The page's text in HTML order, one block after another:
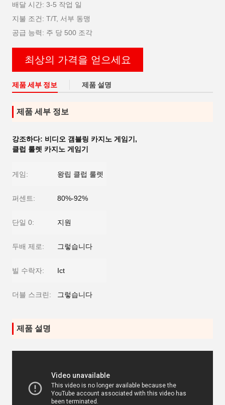
배달 시간: 3-5 작업 일
지불 조건: T/T, 서부 동맹
공급 능력: 주 당 500 조각
최상의 가격을 얻으세요
제품 세부 정보 제품 설명
제품 세부 정보
강조하다: 비디오 갬블링 카지노 게임기 ,
클럽 룰렛 카지노 게임기
게임: 왕립 클럽 룰렛
퍼센트: 80%-92%
단일 0: 지원
두배 제로: 그렇습니다
빌 수락자: Ict
더블 스크린: 그렇습니다
제품 설명